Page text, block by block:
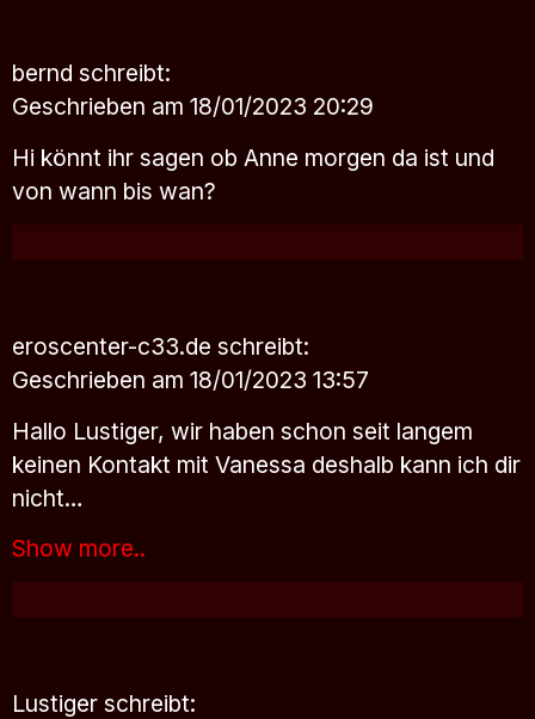
bernd schreibt:
Geschrieben am 18/01/2023 20:29
Hi könnt ihr sagen ob Anne morgen da ist und
von wann bis wan?
eroscenter-c33.de schreibt:
Geschrieben am 18/01/2023 13:57
Hallo Lustiger, wir haben schon seit langem
keinen Kontakt mit Vanessa deshalb kann ich dir
nicht…
Show more..
Lustiger schreibt: